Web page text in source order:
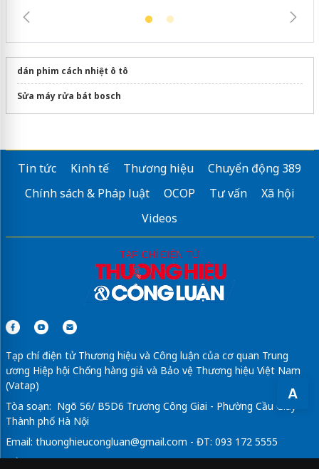
A
dán phim cách nhiệt ô tô
Sửa máy rửa bát bosch
Tin tức Kinh tế Thương hiệu
Chuyển động 389
Chính sách & Pháp luật
OCOP Tư vấn
Xã hội
Videos
Tạp chí điện tử Thương hiệu và Công luận của cơ quan Trung
ương Hiệp hội Chống hàng giả và Bảo vệ Thương hiệu Việt Nam
(Vatap)
Tòa soạn: Ngõ 56/ B5D6 Trương Công Giai - Phường Cầu Giấy -
Thành phố Hà Nội
Email: thuonghieucongluan@gmail.com - ĐT: 093 172 5555
Tổng Biên Tập: Vũ Đức Thuận